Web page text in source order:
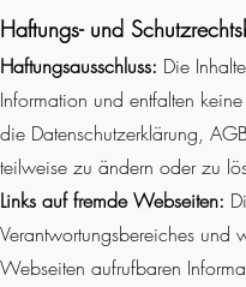
Haftungs- und
Haftungsausschluss: Die
Information und entfalten
die Datenschutzerklärung,
teilweise zu ändern oder zu
Links auf fremde Webseiten:
Verantwortungsbereiches
Webseiten aufrufbaren